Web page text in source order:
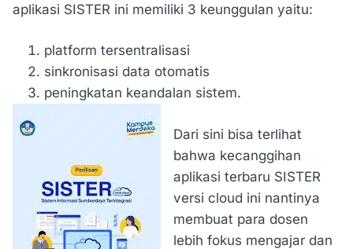
aplikasi SISTER ini memiliki 3 keunggulan yaitu:
platform tersentralisasi
sinkronisasi data otomatis
peningkatan keandalan sistem.
Dari sini bisa terlihat
bahwa kecanggihan
aplikasi terbaru SISTER
versi cloud ini nantinya
membuat para dosen
lebih fokus mengajar dan